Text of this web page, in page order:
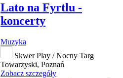
Lato na Fyrtlu -
koncerty
Muzyka
Skwer Play / Nocny Targ
Towarzyski, Poznań
Zobacz szczegóły